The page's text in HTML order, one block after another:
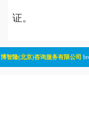
证。
博智隆(北京)咨询服务有限公司